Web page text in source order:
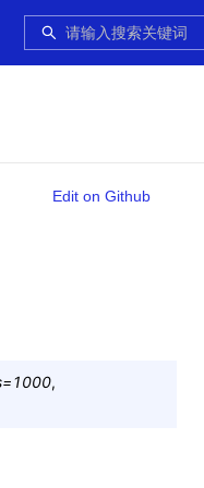
Edit on Github
=1000,